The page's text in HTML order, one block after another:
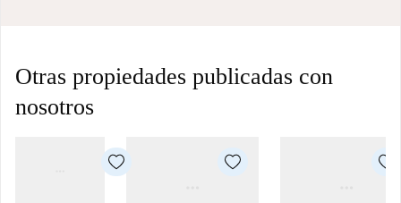
Otras propiedades publicadas con
nosotros